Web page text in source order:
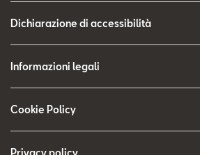
Dichiarazione di accessibilità
Informazioni legali
Cookie Policy
Privacy policy